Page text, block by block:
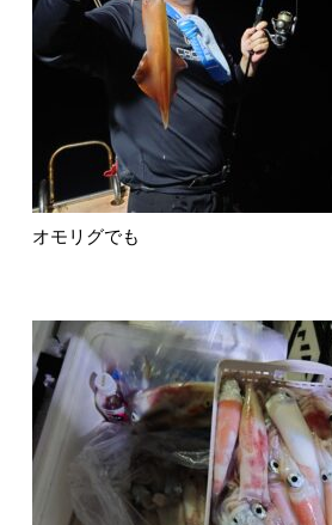
オモリグでも